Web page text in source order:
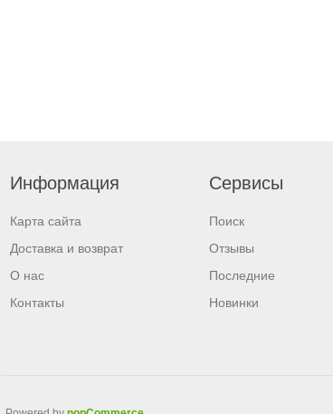
Информация
Карта сайта
Доставка и возврат
О нас
Контакты
Сервисы
Поиск
Отзывы
Последние
Новинки